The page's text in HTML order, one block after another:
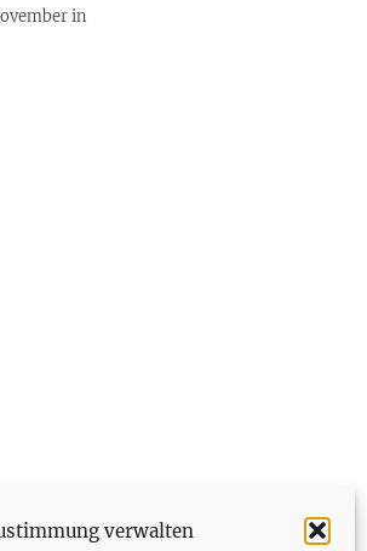
verwalten
in